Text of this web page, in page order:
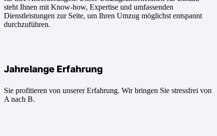
steht Ihnen mit Know-how, Expertise und umfassenden
Dienstleistungen zur Seite, um Ihren Umzug möglichst entspannt
durchzuführen.
Jahrelange Erfahrung
Sie profitieren von unserer Erfahrung. Wir bringen Sie stressfrei von
A nach B.